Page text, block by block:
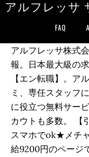
アルフレッサ
FAQ
アルフレッサ株式
報。日本最大級の
【エン転職】。ア
ミ、専任スタッフ
に役立つ無料サー
カウトも多数。 【
スマホでok★メチ
給9200円のページ